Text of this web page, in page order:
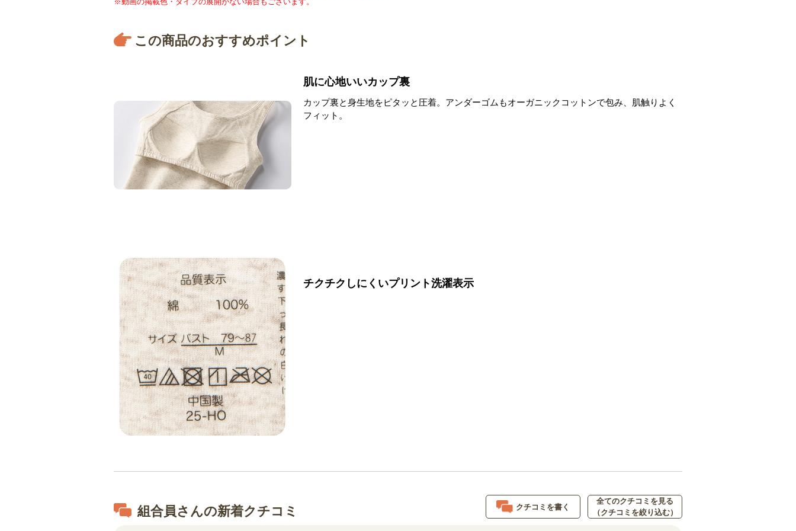
この商品のおすすめポイント
肌に心地いいカップ裏
カップ裏と身生地をピタッと圧着。アンダーゴムもオーガニックコットンで包み、肌触りよく
フィット。
チクチクしにくいプリント洗濯表示
組合員さんの新着クチコミ クチコミを書く
全てのクチコミを見る
（クチコミを絞り込む）